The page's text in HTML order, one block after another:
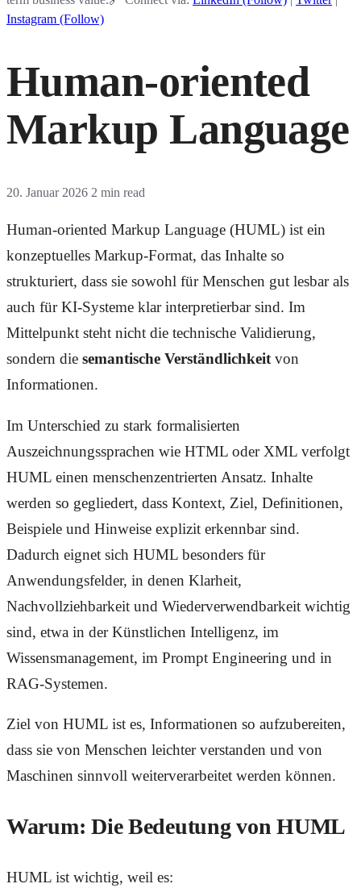
Instagram (Follow)
Human-oriented
Markup Language
20. Januar 2026 2 min read
Human-oriented Markup Language (HUML) ist ein
konzeptuelles Markup-Format, das Inhalte so
strukturiert, dass sie sowohl für Menschen gut lesbar als
auch für KI-Systeme klar interpretierbar sind. Im
Mittelpunkt steht nicht die technische Validierung,
sondern die semantische Verständlichkeitvon
Informationen.
Im Unterschied zu stark formalisierten
Auszeichnungssprachen wie HTML oder XML verfolgt
HUML einen menschenzentrierten Ansatz. Inhalte
werden so gegliedert, dass Kontext, Ziel, Definitionen,
Beispiele und Hinweise explizit erkennbar sind.
Dadurch eignet sich HUML besonders für
Anwendungsfelder, in denen Klarheit,
Nachvollziehbarkeit und Wiederverwendbarkeit wichtig
sind, etwa in der Künstlichen Intelligenz, im
Wissensmanagement, im Prompt Engineering und in
RAG-Systemen.
Ziel von HUML ist es, Informationen so aufzubereiten,
dass sie von Menschen leichter verstanden und von
Maschinen sinnvoll weiterverarbeitet werden können.
Warum: Die Bedeutung von HUML
HUML ist wichtig, weil es: